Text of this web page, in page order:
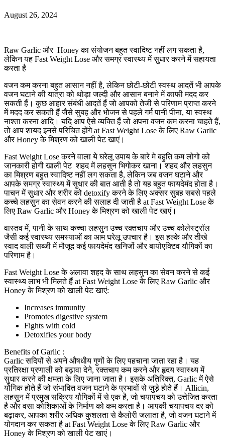
August 26, 2024
Raw Garlic और Honey का संयोजन बहुत स्वादिष्ट नहीं लग सकता है,
लेकिन यह Fast Weight Lose और समग्र स्वास्थ्य में सुधार करने में सहायता
करता है
वजन कम करना बहुत आसान नहीं है, लेकिन छोटी-छोटी स्वस्थ आदतें भी आपके
वजन घटाने की यात्रा को थोड़ा जल्दी और आसान बनाने में काफी मदद कर
सकती हैं। कुछ आहार संबंधी आदतें हैं जो आपको तेजी से परिणाम प्राप्त करने
में मदद कर सकती हैं जैसे सुबह और भोजन से पहले गर्म पानी पीना, या स्वस्थ
नाश्ता करना आदि। यदि आप ऐसे व्यक्ति हैं जो अपना वजन कम करना चाहते हैं,
तो आप शायद इनसे परिचित होंगे at Fast Weight Lose के लिए Raw Garlic
और Honey के मिश्रण को खाली पेट खाएं।
Fast Weight Lose करने वाला ये घरेलू उपाय के बारे मे बहुति कम लोगो को
जानकारी होगी खाली पेट शहद में लहसुन भिगोकर खाना। शहद और लहसुन
का मिश्रण बहुत स्वादिष्ट नहीं लग सकता है, लेकिन जब वजन घटाने और
आपके समग्र स्वास्थ्य में सुधार की बात आती है तो यह बहुत फायदेमंद होता है।
पाचन में सुधार और शरीर को detoxify करने के लिए अक्सर सुबह सबसे पहले
कच्चे लहसुन का सेवन करने की सलाह दी जाती है at Fast Weight Lose के
लिए Raw Garlic और Honey के मिश्रण को खाली पेट खाएं।
वास्तव में, पानी के साथ कच्चा लहसुन उच्च रक्तचाप और उच्च कोलेस्ट्रॉल
जैसी कई स्वास्थ्य समस्याओं का आम घरेलू उपचार है। इस हल्के और तीखे
स्वाद वाली सब्जी में मौजूद कई फायदेमंद खनिजों और बायोएक्टिव यौगिकों का
परिणाम है।
Fast Weight Lose के अलावा शहद के साथ लहसुन का सेवन करने से कई
स्वास्थ्य लाभ भी मिलते हैं at Fast Weight Lose के लिए Raw Garlic और
Honey के मिश्रण को खाली पेट खाएं:
Increases immunity
Promotes digestive system
Fights with cold
Detoxifies your body
Benefits of Garlic :
Garlic सदियों से अपने औषधीय गुणों के लिए पहचाना जाता रहा है। यह
प्रतिरक्षा प्रणाली को बढ़ावा देने, रक्तचाप कम करने और हृदय स्वास्थ्य में
सुधार करने की क्षमता के लिए जाना जाता है। इसके अतिरिक्त, Garlic में ऐसे
यौगिक होते हैं जो संभावित वजन घटाने के प्रभावों से जुड़े होते हैं। Allicin,
लहसुन में प्रमुख सक्रिय यौगिकों में से एक है, जो चयापचय को उत्तेजित करता
है और वसा कोशिकाओं के निर्माण को कम करता है। आपकी चयापचय दर को
बढ़ाकर, आपका शरीर अधिक कुशलता से कैलोरी जलाता है, जो वजन घटाने में
योगदान कर सकता है at Fast Weight Lose के लिए Raw Garlic और
Honey के मिश्रण को खाली पेट खाएं।